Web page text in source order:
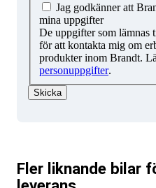
Jag godkänner att
mina uppgifter
De uppgifter som lämnas
för att kontakta mig om
produkter inom Brandt.
personuppgifter.
Fler liknande bilar